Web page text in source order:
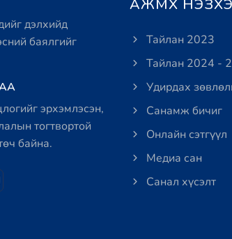
дэлхийд
баялгийг
эрхэмлэсэн,
тогтвортой
байна.
АЖМХ НЭЗХЭ
Тайлан 2023
Тайлан 2024 -
Удирдах
Санамж бичиг
Онлайн сэтгүүл
Медиа сан
Санал хүсэлт